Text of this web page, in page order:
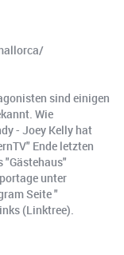
sind einigen
Wie
- Joey Kelly hat
Ende letzten
"Gästehaus"
unter
Seite "
(Linktree).